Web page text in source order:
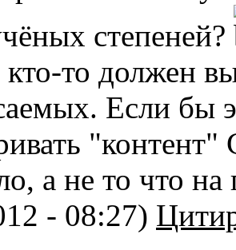
степеней?
то должен
Если бы
а не то что на
- 08:27)